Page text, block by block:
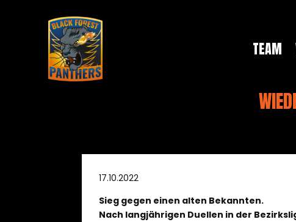
TEAM
17.10.2022
Sieg gegen einen alten Bekannten.
Nach langjährigen Duellen in der